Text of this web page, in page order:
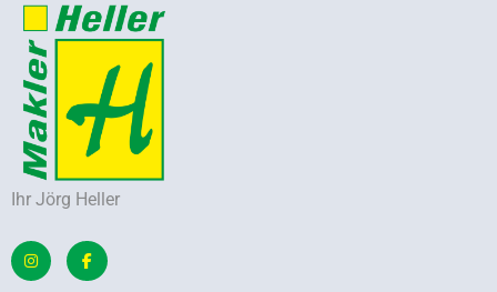
Ihr Jörg Heller